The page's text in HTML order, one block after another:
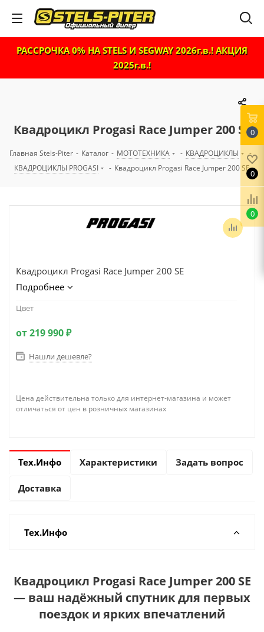
РАССРОЧКА 0% НА STELS И SEGWAY 2026г.в.! АКЦИЯ
2025г.в.!
Квадроцикл Progasi Race Jumper 200 SE
Главная Stels-Piter - Каталог - МОТОТЕХНИКА - КВАДРОЦИКЛЫ
-
КВАДРОЦИКЛЫ PROGASI
- Квадроцикл Progasi Race Jumper 200 SE
Квадроцикл Progasi Race Jumper 200 SE
Подробнее
Цвет
от219 990 ₽
Нашли дешевле?
Цена действительна только для интернет-магазина и может
отличаться от цен в розничных магазинах
Тех.Инфо Характеристики Задать вопрос
Доставка
Тех.Инфо
Квадроцикл Progasi Race Jumper 200 SE
— ваш надёжный спутник для первых
поездок и ярких впечатлений
0
0
0